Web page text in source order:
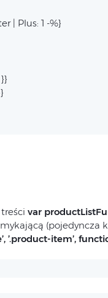
| Plus: 1 -%}
var
(pojedyncza
’.product-item’,